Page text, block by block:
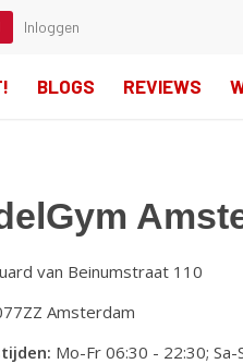
Inloggen
BLOGS REVIEWS
van Beinumstraat 110
Amsterdam
Mo-Fr 06:30 - 22:30;